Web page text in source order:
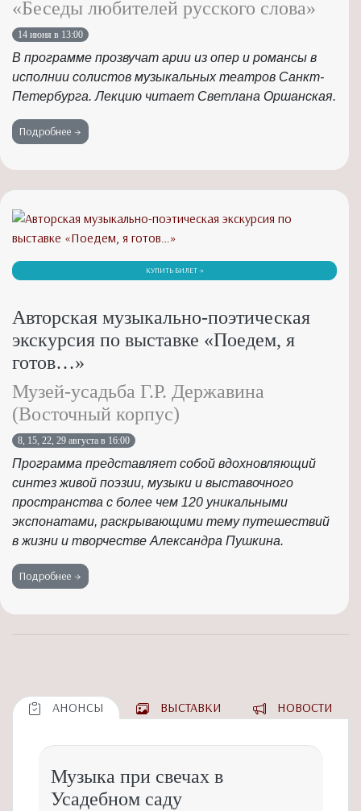
«Беседы любителей русского слова»
14 июня в 13:00
В программе прозвучат арии из опер и романсы в
исполнии солистов музыкальных театров Санкт-
Петербурга. Лекцию читает Светлана Оршанская.
Подробнее →
КУПИТЬ БИЛЕТ →
Авторская музыкально-поэтическая
экскурсия по выставке «Поедем, я
готов…»
Музей-усадьба Г.Р. Державина
(Восточный корпус)
8, 15, 22, 29 августа в 16:00
Программа представляет собой вдохновляющий
синтез живой поэзии, музыки и выставочного
пространства с более чем 120 уникальными
экспонатами, раскрывающими тему путешествий
в жизни и творчестве Александра Пушкина.
Подробнее →
АНОНСЫ ВЫСТАВКИ НОВОСТИ
Музыка при свечах в
Усадебном саду